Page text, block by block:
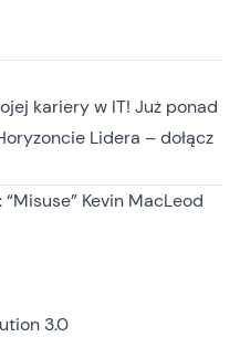
kariery w IT! Już ponad
Lidera – dołącz
Kevin MacLeod
3.0